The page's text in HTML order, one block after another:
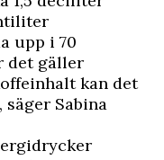
upp i 70
det gäller
kan det
Sabina